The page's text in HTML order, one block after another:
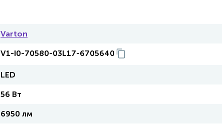
Varton
V1-I0-70580-03L17-6705640
LED
56 Вт
6950 лм